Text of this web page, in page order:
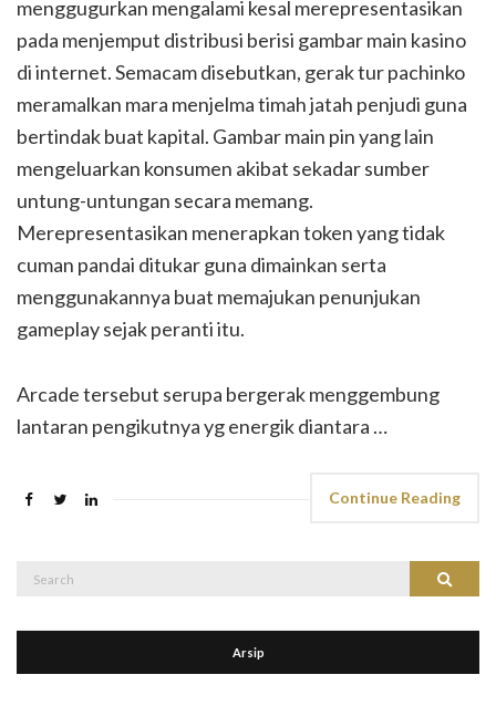
menggugurkan mengalami kesal merepresentasikan
pada menjemput distribusi berisi gambar main kasino
di internet. Semacam disebutkan, gerak tur pachinko
meramalkan mara menjelma timah jatah penjudi guna
bertindak buat kapital. Gambar main pin yang lain
mengeluarkan konsumen akibat sekadar sumber
untung-untungan secara memang.
Merepresentasikan menerapkan token yang tidak
cuman pandai ditukar guna dimainkan serta
menggunakannya buat memajukan penunjukan
gameplay sejak peranti itu.
Arcade tersebut serupa bergerak menggembung
lantaran pengikutnya yg energik diantara …
Continue Reading
Search
Arsip